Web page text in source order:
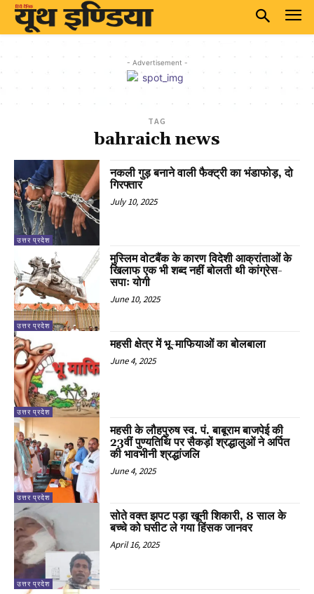
- Advertisement -
TAG
bahraich news
उत्तर प्रदेश
नकली गुड़ बनाने वाली फैक्ट्री का भंडाफोड़, दो
गिरफ्तार
July 10, 2025
उत्तर प्रदेश
मुस्लिम वोटबैंक के कारण विदेशी आक्रांताओं के
खिलाफ एक भी शब्द नहीं बोलती थी कांग्रेस-
सपाः योगी
June 10, 2025
उत्तर प्रदेश
महसी क्षेत्र में भू-माफियाओं का बोलबाला
June 4, 2025
उत्तर प्रदेश
महसी के लौहपुरुष स्व. पं. बाबूराम बाजपेई की
23वीं पुण्यतिथि पर सैकड़ों श्रद्धालुओं ने अर्पित
की भावभीनी श्रद्धांजलि
June 4, 2025
उत्तर प्रदेश
सोते वक्त झपट पड़ा खूनी शिकारी, 8 साल के
बच्चे को घसीट ले गया हिंसक जानवर
April 16, 2025